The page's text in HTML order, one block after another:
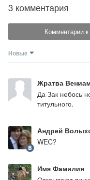
3 комментария
Комментарии
Новые
Жратва
Да Зак небось
титульного.
Андрей
WEC?
Имя Фамилия